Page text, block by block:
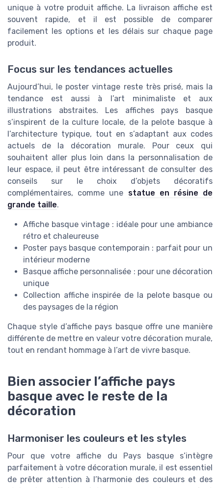
unique à votre produit affiche. La livraison affiche est
souvent rapide, et il est possible de comparer
facilement les options et les délais sur chaque page
produit.
Focus sur les tendances actuelles
Aujourd’hui, le poster vintage reste très prisé, mais la
tendance est aussi à l’art minimaliste et aux
illustrations abstraites. Les affiches pays basque
s’inspirent de la culture locale, de la pelote basque à
l’architecture typique, tout en s’adaptant aux codes
actuels de la décoration murale. Pour ceux qui
souhaitent aller plus loin dans la personnalisation de
leur espace, il peut être intéressant de consulter des
conseils sur le choix d’objets décoratifs
complémentaires, comme une statue en résine de
grande taille.
Affiche basque vintage : idéale pour une ambiance
rétro et chaleureuse
Poster pays basque contemporain : parfait pour un
intérieur moderne
Basque affiche personnalisée : pour une décoration
unique
Collection affiche inspirée de la pelote basque ou
des paysages de la région
Chaque style d’affiche pays basque offre une manière
différente de mettre en valeur votre décoration murale,
tout en rendant hommage à l’art de vivre basque.
Bien associer l’affiche pays
basque avec le reste de la
décoration
Harmoniser les couleurs et les styles
Pour que votre affiche du Pays basque s’intègre
parfaitement à votre décoration murale, il est essentiel
de prêter attention à l’harmonie des couleurs et des